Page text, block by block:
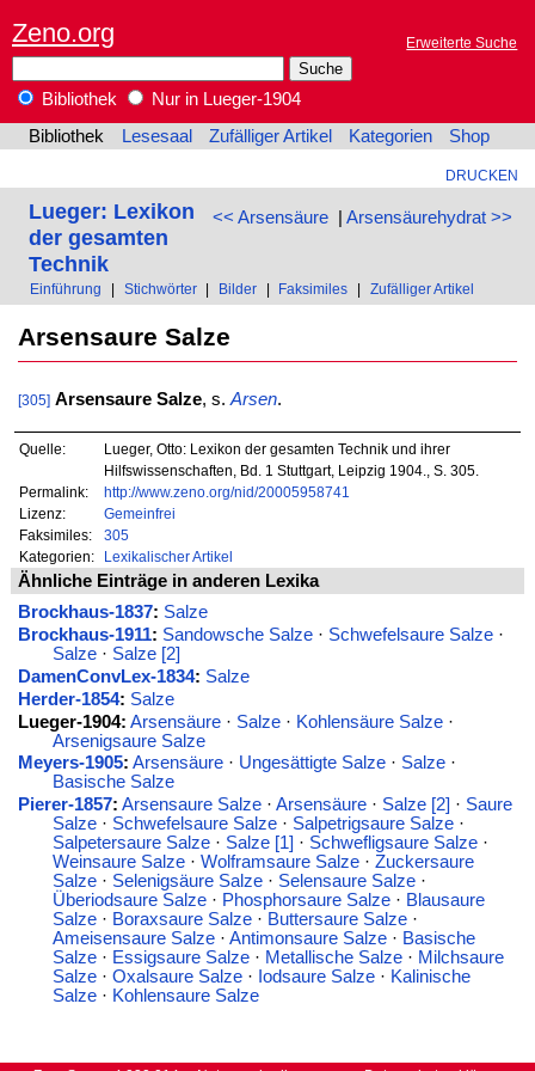
Zeno.org Erweiterte Suche
Bibliothek
Nur in Lueger-1904
Bibliothek
Lesesaal Zufälliger Artikel Kategorien Shop
DRUCKEN
<< Arsensäure| Arsensäurehydrat >>
Lueger: Lexikon
der gesamten
Technik
Einführung Stichwörter Bilder Faksimiles Zufälliger Artikel
Arsensaure Salze
[305] Arsensaure Salze, s.Arsen.
Quelle:
Lueger, Otto: Lexikon der gesamten Technik und ihrer
Hilfswissenschaften, Bd. 1 Stuttgart, Leipzig 1904., S. 305.
Permalink:
http://www.zeno.org/nid/20005958741
Lizenz:
Gemeinfrei
Faksimiles:
305
Kategorien:
Lexikalischer Artikel
Ähnliche Einträge in anderen Lexika
Brockhaus-1837: Salze
Brockhaus-1911: Sandowsche Salze· Schwefelsaure Salze·
Salze· Salze [2]
DamenConvLex-1834: Salze
Herder-1854: Salze
Lueger-1904: Arsensäure· Salze· Kohlensäure Salze·
Arsenigsaure Salze
Meyers-1905: Arsensäure· Ungesättigte Salze· Salze·
Basische Salze
Pierer-1857: Arsensaure Salze· Arsensäure· Salze [2] · Saure
Salze· Schwefelsaure Salze· Salpetrigsaure Salze·
Salpetersaure Salze· Salze [1] · Schwefligsaure Salze·
Weinsaure Salze· Wolframsaure Salze· Zuckersaure
Salze· Selenigsäure Salze· Selensaure Salze·
Überiodsaure Salze· Phosphorsaure Salze· Blausaure
Salze· Boraxsaure Salze· Buttersaure Salze·
Ameisensaure Salze· Antimonsaure Salze· Basische
Salze· Essigsaure Salze· Metallische Salze· Milchsaure
Salze· Oxalsaure Salze· Iodsaure Salze· Kalinische
Salze· Kohlensaure Salze